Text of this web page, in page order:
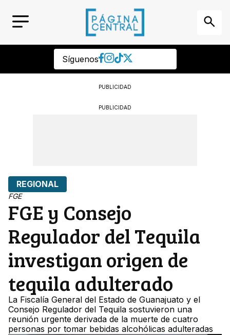
Síguenos
PUBLICIDAD
PUBLICIDAD
REGIONAL
FGE
FGE y Consejo
Regulador del Tequila
investigan origen de
tequila adulterado
La Fiscalía General del Estado de Guanajuato y el
Consejo Regulador del Tequila sostuvieron una
reunión urgente derivada de la muerte de cuatro
personas por tomar bebidas alcohólicas adulteradas